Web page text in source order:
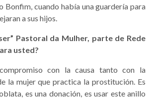
Bonfim, cuando había una guardería para
a sus hijos.
Pastoral da Mulher, parte de Rede
usted?
con la causa tanto con la
la mujer que practica la prostitución. Es
es una donación, es usar este anillo